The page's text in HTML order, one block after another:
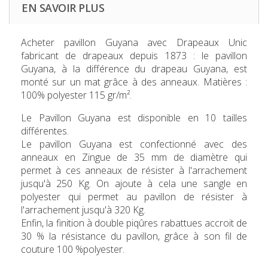
EN SAVOIR PLUS
Acheter pavillon Guyana avec Drapeaux Unic
fabricant de drapeaux depuis 1873 : le pavillon
Guyana, à la différence du drapeau Guyana, est
monté sur un mat grâce à des anneaux. Matières :
100% polyester 115 gr/m².
Le
Pavillon Guyana est disponible en 10 tailles
différentes.
Le pavillon Guyana est confectionné avec des
anneaux en Zingue de 35 mm de diamètre qui
permet à ces anneaux de résister à l'arrachement
jusqu'à 250 Kg. On ajoute à cela une sangle en
polyester qui permet au pavillon de résister à
l'arrachement jusqu'à 320 Kg.
Enfin, la finition à double piqûres rabattues accroit de
30 % la résistance du pavillon, grâce à son fil de
couture 100 %polyester.